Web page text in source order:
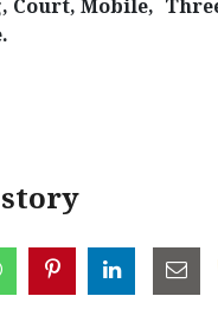
Court, Mobile,